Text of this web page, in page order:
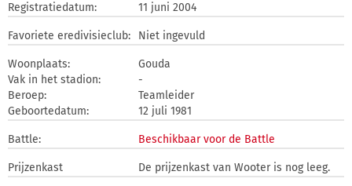
Registratiedatum: 11 juni 2004
Favoriete eredivisieclub: Niet ingevuld
Woonplaats:
Gouda
Vak in het stadion:
-
Beroep:
Teamleider
Geboortedatum:
12 juli 1981
Battle: Beschikbaar voor de Battle
Prijzenkast De prijzenkast van Wooter is nog leeg.